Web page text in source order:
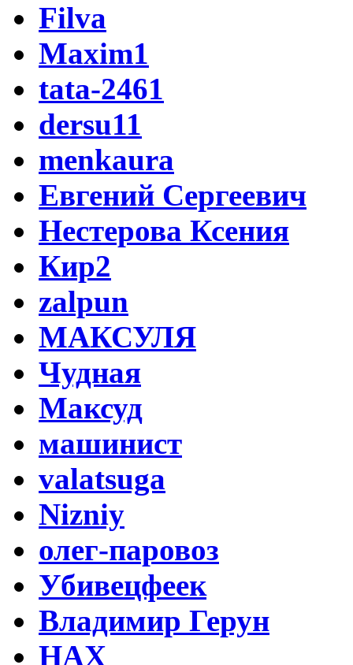
Filva
Maxim1
tata-2461
dersu11
menkaura
Евгений Сергеевич
Нестерова Ксения
Кир2
zalpun
МАКСУЛЯ
Чудная
Максуд
машинист
valatsuga
Nizniy
олег-паровоз
Убивецфеек
Владимир Герун
НАХ